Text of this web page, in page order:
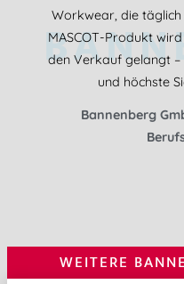
Workwear, die
MASCOT-Produkt
den Verkauf gelangt
und höchste
Bannenberg
WEITERE